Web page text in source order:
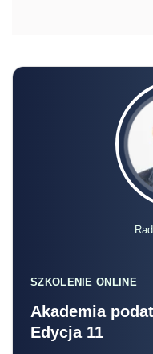
SZKOLENIE ONLINE
Akademia
Edycja 11